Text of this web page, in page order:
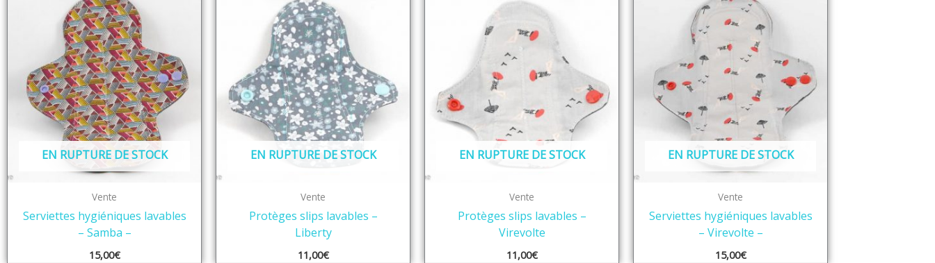
EN RUPTURE DE STOCK
Vente
Serviettes hygiéniques lavables
– Samba –
15,00€
EN RUPTURE DE STOCK
Vente
Protèges slips lavables –
Liberty
11,00€
EN RUPTURE DE STOCK
Vente
Protèges slips lavables –
Virevolte
11,00€
EN RUPTURE DE STOCK
Vente
Serviettes hygiéniques lavables
– Virevolte –
15,00€